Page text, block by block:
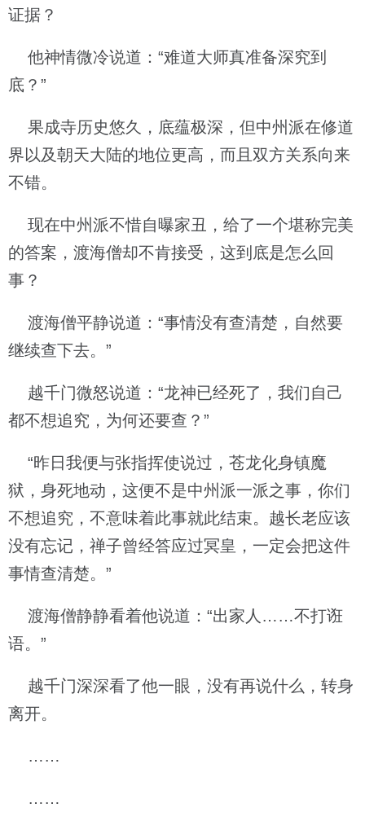
证据？
他神情微冷说道：“难道大师真准备深究到
底？”
果成寺历史悠久，底蕴极深，但中州派在修道
界以及朝天大陆的地位更高，而且双方关系向来
不错。
现在中州派不惜自曝家丑，给了一个堪称完美
的答案，渡海僧却不肯接受，这到底是怎么回
事？
渡海僧平静说道：“事情没有查清楚，自然要
继续查下去。”
越千门微怒说道：“龙神已经死了，我们自己
都不想追究，为何还要查？”
“昨日我便与张指挥使说过，苍龙化身镇魔
狱，身死地动，这便不是中州派一派之事，你们
不想追究，不意味着此事就此结束。越长老应该
没有忘记，禅子曾经答应过冥皇，一定会把这件
事情查清楚。”
渡海僧静静看着他说道：“出家人……不打诳
语。”
越千门深深看了他一眼，没有再说什么，转身
离开。
……
……